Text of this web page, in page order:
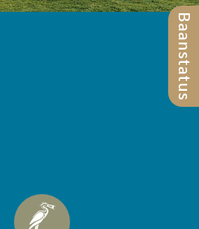
Baanstatus